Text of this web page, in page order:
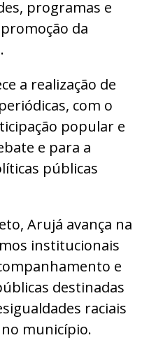
programas e
da
a realização de
com o
popular e
e para a
públicas
Arujá avança na
institucionais
e
destinadas
raciais
município.